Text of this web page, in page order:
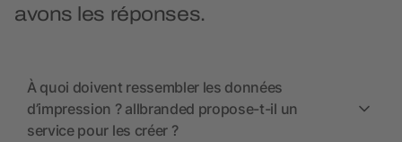
avons les réponses.
À quoi doivent ressembler les données
d’impression ? allbranded propose-t-il un
service pour les créer ?